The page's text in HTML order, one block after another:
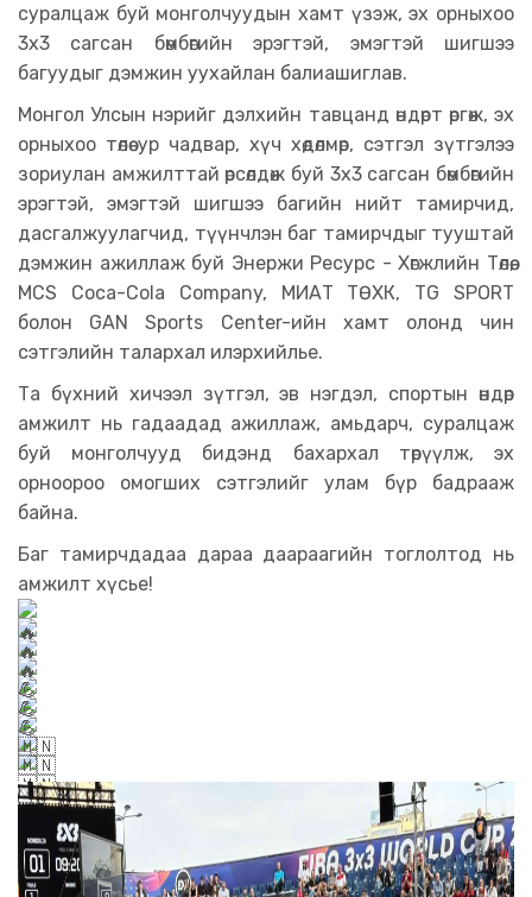
суралцаж буй монголчуудын хамт үзэж, эх орныхоо
3х3 сагсан бөмбөгийн эрэгтэй, эмэгтэй шигшээ
багуудыг дэмжин уухайлан балиашиглав.
Монгол Улсын нэрийг дэлхийн тавцанд өндөрт өргөж, эх
орныхоо төлөө ур чадвар, хүч хөдөлмөр, сэтгэл зүтгэлээ
зориулан амжилттай өрсөлдөж буй 3х3 сагсан бөмбөгийн
эрэгтэй, эмэгтэй шигшээ багийн нийт тамирчид,
дасгалжуулагчид, түүнчлэн баг тамирчдыг тууштай
дэмжин ажиллаж буй Энержи Ресурс - Хөгжлийн Төлөө,
MCS Coca-Cola Company, МИАТ ТӨХК, TG SPORT
болон GAN Sports Center-ийн хамт олонд чин
сэтгэлийн талархал илэрхийлье.
Та бүхний хичээл зүтгэл, эв нэгдэл, спортын өндөр
амжилт нь гадаадад ажиллаж, амьдарч, суралцаж
буй монголчууд бидэнд бахархал төрүүлж, эх
орноороо омогших сэтгэлийг улам бүр бадрааж
байна.
Баг тамирчдадаа дараа даараагийн тоглолтод нь
амжилт хүсье!